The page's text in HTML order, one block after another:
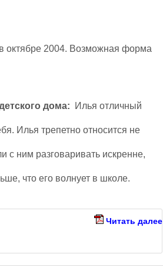
октябре 2004. Возможная форма
дома: Илья отличный
Илья трепетно относится не
с ним разговаривать искренне,
что его волнует в школе.
Читать далее